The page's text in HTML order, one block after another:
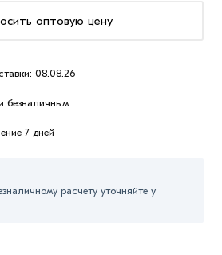
08.08.26
безналичным
7 дней
расчету уточняйте у
оптовую цену